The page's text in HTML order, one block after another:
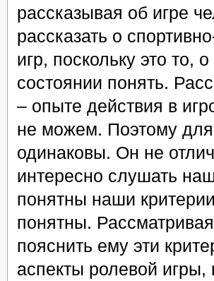
рассказывая об игре
рассказать о
игр, поскольку это то,
состоянии понять.
– опыте действия в
не можем. Поэтому для
одинаковы. Он не
интересно слушать
понятны наши
понятны.
пояснить ему эти
аспекты ролевой игры,